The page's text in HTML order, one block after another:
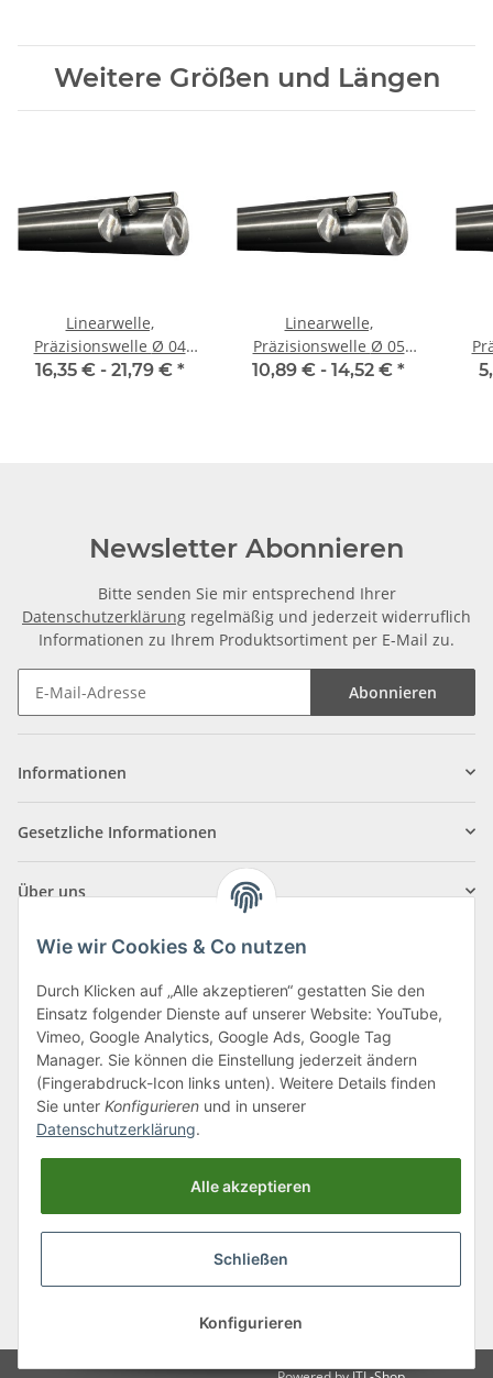
Weitere Größen und Längen
Linearwelle,
Präzisionswelle Ø 04
mm, 500 mm, gehärtet
16,35 € - 21,79 € *
Linearwelle,
Präzisionswelle Ø 05
mm, 500 mm, gehärtet
10,89 € - 14,52 € *
Newsletter Abonnieren
Bitte senden Sie mir entsprechend Ihrer
Datenschutzerklärung regelmäßig und jederzeit widerruflich
Informationen zu Ihrem Produktsortiment per E-Mail zu.
Abonnieren
Informationen
Gesetzliche Informationen
Über uns
Klagenfurter Straße 29
9556 Liebenfels
Montag bis Donnerstag: 8:00 bis 16:30 Uhr
Freitag: 8:00 bis 12:00 Uhr
Tel.:0043 (0) 4262 50900
office@cncshop.at
* Alle Preise inkl. gesetzlicher USt., zzgl.Versand, zzgl.
Wie wir Cookies & Co nutzen
Durch Klicken auf „Alle akzeptieren“ gestatten Sie den
Einsatz folgender Dienste auf unserer Website: YouTube,
Vimeo, Google Analytics, Google Ads, Google Tag
Manager. Sie können die Einstellung jederzeit ändern
(Fingerabdruck-Icon links unten). Weitere Details finden
Sie unter Konfigurieren und in unserer
Datenschutzerklärung.
Alle akzeptieren
Schließen
Konfigurieren